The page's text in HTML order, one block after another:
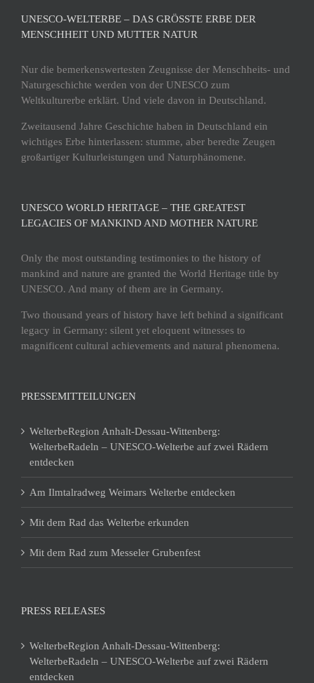
UNESCO-WELTERBE – DAS GRÖSSTE ERBE DER M
ENSCHHEIT UND MUTTER NATUR
Nur die bemerkenswertesten Zeugnisse der Menschheits- und
Naturgeschichte werden von der UNESCO zum
Weltkulturerbe erklärt. Und viele davon in Deutschland.
Zweitausend Jahre Geschichte haben in Deutschland ein
wichtiges Erbe hinterlassen: stumme, aber beredte Zeugen
großartiger Kulturleistungen und Naturphänomene.
UNESCO WORLD HERITAGE – THE GREATEST
LEGACIES OF MANKIND AND MOTHER NATURE
Only the most outstanding testimonies to the history of
mankind and nature are granted the World Heritage title by
UNESCO. And many of them are in Germany.
Two thousand years of history have left behind a significant
legacy in Germany: silent yet eloquent witnesses to
magnificent cultural achievements and natural phenomena.
PRESSEMITTEILUNGEN
WelterbeRegion Anhalt-Dessau-Wittenberg:
WelterbeRadeln – UNESCO-Welterbe auf zwei Rädern
entdecken
Am Ilmtalradweg Weimars Welterbe entdecken
Mit dem Rad das Welterbe erkunden
Mit dem Rad zum Messeler Grubenfest
PRESS RELEASES
WelterbeRegion Anhalt-Dessau-Wittenberg:
WelterbeRadeln – UNESCO-Welterbe auf zwei Rädern
entdecken